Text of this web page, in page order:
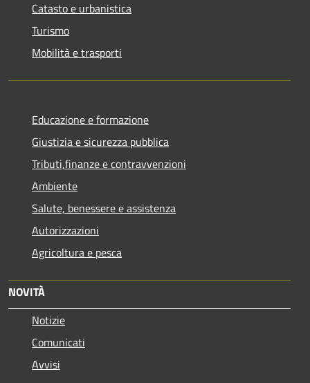
Catasto e urbanistica
Turismo
Mobilità e trasporti
Educazione e formazione
Giustizia e sicurezza pubblica
Tributi,finanze e contravvenzioni
Ambiente
Salute, benessere e assistenza
Autorizzazioni
Agricoltura e pesca
NOVITÀ
Notizie
Comunicati
Avvisi